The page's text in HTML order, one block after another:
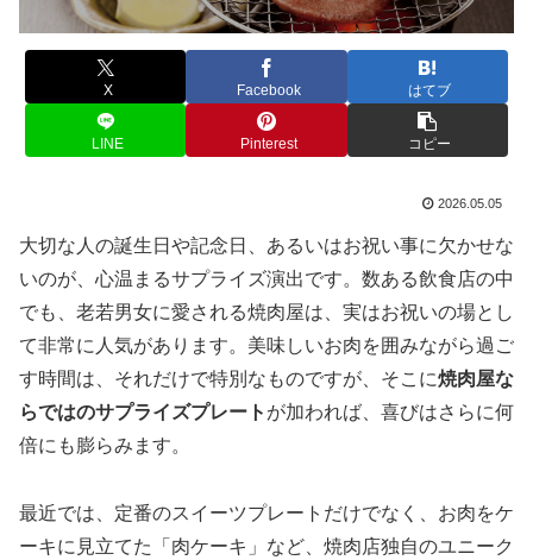
X Facebook はてブ
LINE Pinterest コピー
2026.05.05
大切な人の誕生日や記念日、あるいはお祝い事に欠かせな
いのが、心温まるサプライズ演出です。数ある飲食店の中
でも、老若男女に愛される焼肉屋は、実はお祝いの場とし
て非常に人気があります。美味しいお肉を囲みながら過ご
す時間は、それだけで特別なものですが、そこに焼肉屋な
らではのサプライズプレート が加われば、喜びはさらに何
倍にも膨らみます。
最近では、定番のスイーツプレートだけでなく、お肉をケ
ーキに見立てた「肉ケーキ」など、焼肉店独自のユニーク